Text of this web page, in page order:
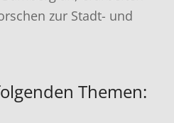
zur Stadt- und
Themen: